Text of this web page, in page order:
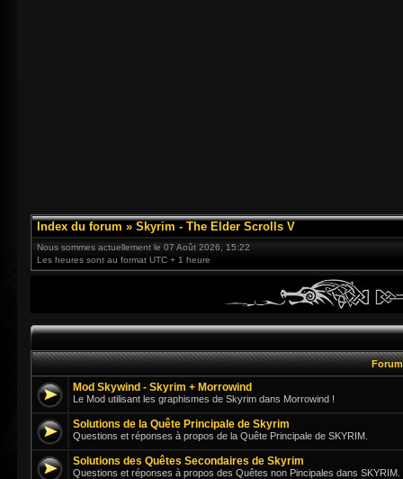
Index du forum » Skyrim - The Elder Scrolls V
Nous sommes actuellement le 07 Août 2026, 15:22
Les heures sont au format UTC + 1 heure
Mod Skywind - Skyrim + Morrowind
Le Mod utilisant les graphismes de Skyrim dans Morrowind !
Solutions de la Quête Principale de Skyrim
Questions et réponses à propos de la Quête Principale de SKYRIM.
Solutions des Quêtes Secondaires de Skyrim
Questions et réponses à propos des Quêtes non Pincipales dans SKYRIM.